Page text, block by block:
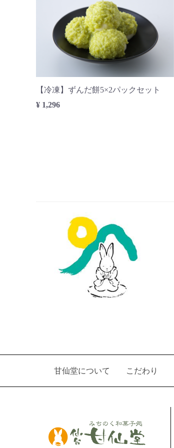
【冷凍】ずんだ餅5×2パックセット
¥ 1,296
甘仙堂について こだわり